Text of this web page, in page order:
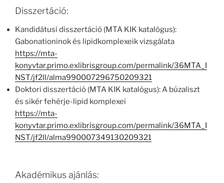
Disszertáció:
Kandidátusi disszertáció (MTA KIK katalógus):
Gabonationinok és lipidkomplexeik vizsgálata
https://mta-
konyvtar.primo.exlibrisgroup.com/permalink/36MTA_I
NST/jf2ll/alma990007296750209321
Doktori disszertáció (MTA KIK katalógus): A búzaliszt
és sikér fehérje-lipid komplexei
https://mta-
konyvtar.primo.exlibrisgroup.com/permalink/36MTA_I
NST/jf2ll/alma990007349130209321
Akadémikus ajánlás: